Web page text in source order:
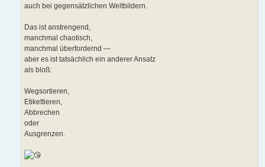
auch bei gegensätzlichen Weltbildern.
Das ist anstrengend,
manchmal chaotisch,
manchmal überfordernd —
aber es ist tatsächlich ein anderer Ansatz
als bloß:
Wegsortieren,
Etikettieren,
Abbrechen
oder
Ausgrenzen.